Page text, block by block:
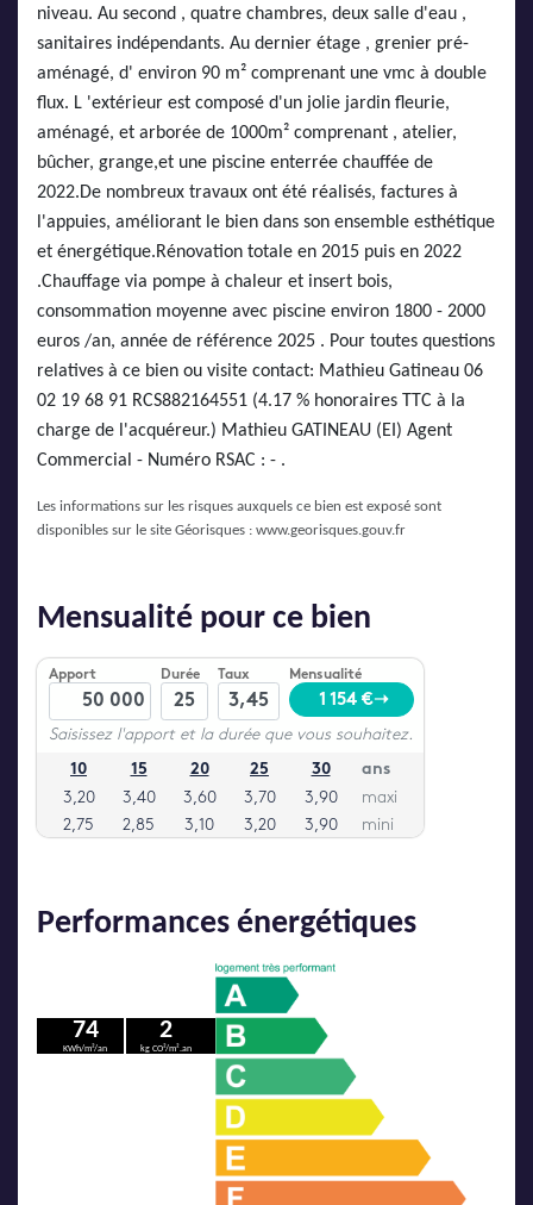
niveau. Au second , quatre chambres, deux salle d'eau ,
sanitaires indépendants. Au dernier étage , grenier pré-
aménagé, d' environ 90 m² comprenant une vmc à double
flux. L 'extérieur est composé d'un jolie jardin fleurie,
aménagé, et arborée de 1000m² comprenant , atelier,
bûcher, grange,et une piscine enterrée chauffée de
2022.De nombreux travaux ont été réalisés, factures à
l'appuies, améliorant le bien dans son ensemble esthétique
et énergétique.Rénovation totale en 2015 puis en 2022
.Chauffage via pompe à chaleur et insert bois,
consommation moyenne avec piscine environ 1800 - 2000
euros /an, année de référence 2025 . Pour toutes questions
relatives à ce bien ou visite contact: Mathieu Gatineau 06
02 19 68 91 RCS882164551 (4.17 % honoraires TTC à la
charge de l'acquéreur.) Mathieu GATINEAU (EI) Agent
Commercial - Numéro RSAC : - .
Les informations sur les risques auxquels ce bien est exposé sont
disponibles sur le site Géorisques : www.georisques.gouv.fr
Performances énergétiques
74
KWh/m²/an
2
kg CO²/m².an
Mensualité pour ce bien